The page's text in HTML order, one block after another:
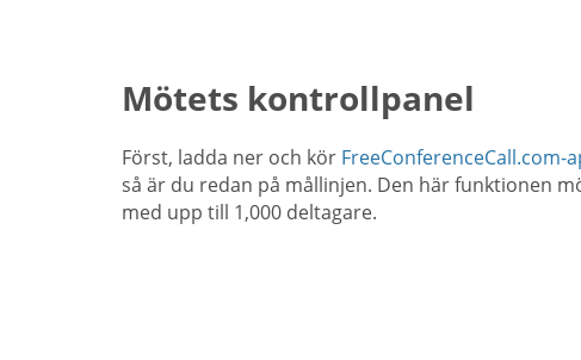
Mötets kontrollpanel
Först, ladda ner och kör FreeConferenceCall.com-
så är du redan på mållinjen. Den här funktionen
med upp till 1,000 deltagare.